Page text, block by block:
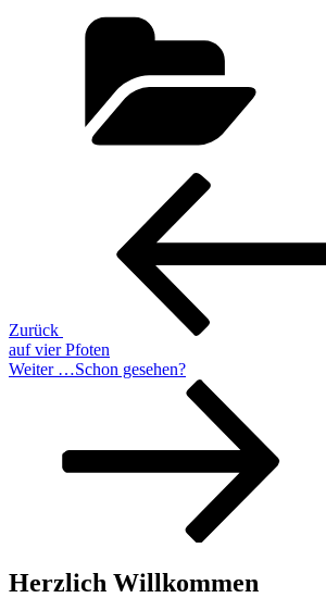
Beitragsnavigation
Zurück
auf vier Pfoten
Nächster
Weiter …Schon gesehen?
Herzlich Willkommen